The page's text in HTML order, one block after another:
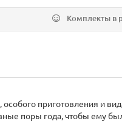
Комплекты в
приготовления и
поры года, чтобы ему